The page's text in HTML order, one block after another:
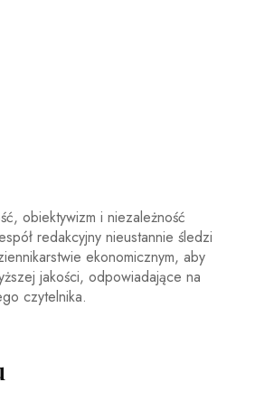
obiektywizm i niezależność
redakcyjny nieustannie śledzi
ekonomicznym, aby
jakości, odpowiadające na
czytelnika.